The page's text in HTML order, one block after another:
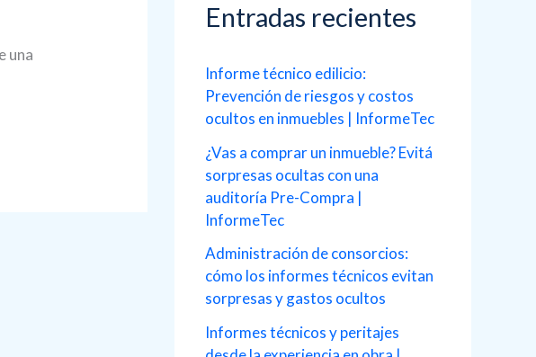
una
r
o
r
:
Entradas recientes
Informe técnico edilicio:
Prevención de riesgos y costos
ocultos en inmuebles | InformeTec
¿Vas a comprar un inmueble? Evitá
sorpresas ocultas con una
auditoría Pre-Compra |
InformeTec
Administración de consorcios:
cómo los informes técnicos evitan
sorpresas y gastos ocultos
Informes técnicos y peritajes